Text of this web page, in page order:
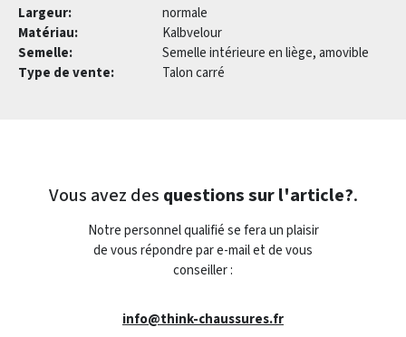
Largeur:
normale
Matériau:
Kalbvelour
Semelle:
Semelle intérieure en liège, amovible
Type de vente:
Talon carré
Vous avez des questions sur l'article?.
Notre personnel qualifié se fera un plaisir
de vous répondre par e-mail et de vous
conseiller :
info@think-chaussures.fr